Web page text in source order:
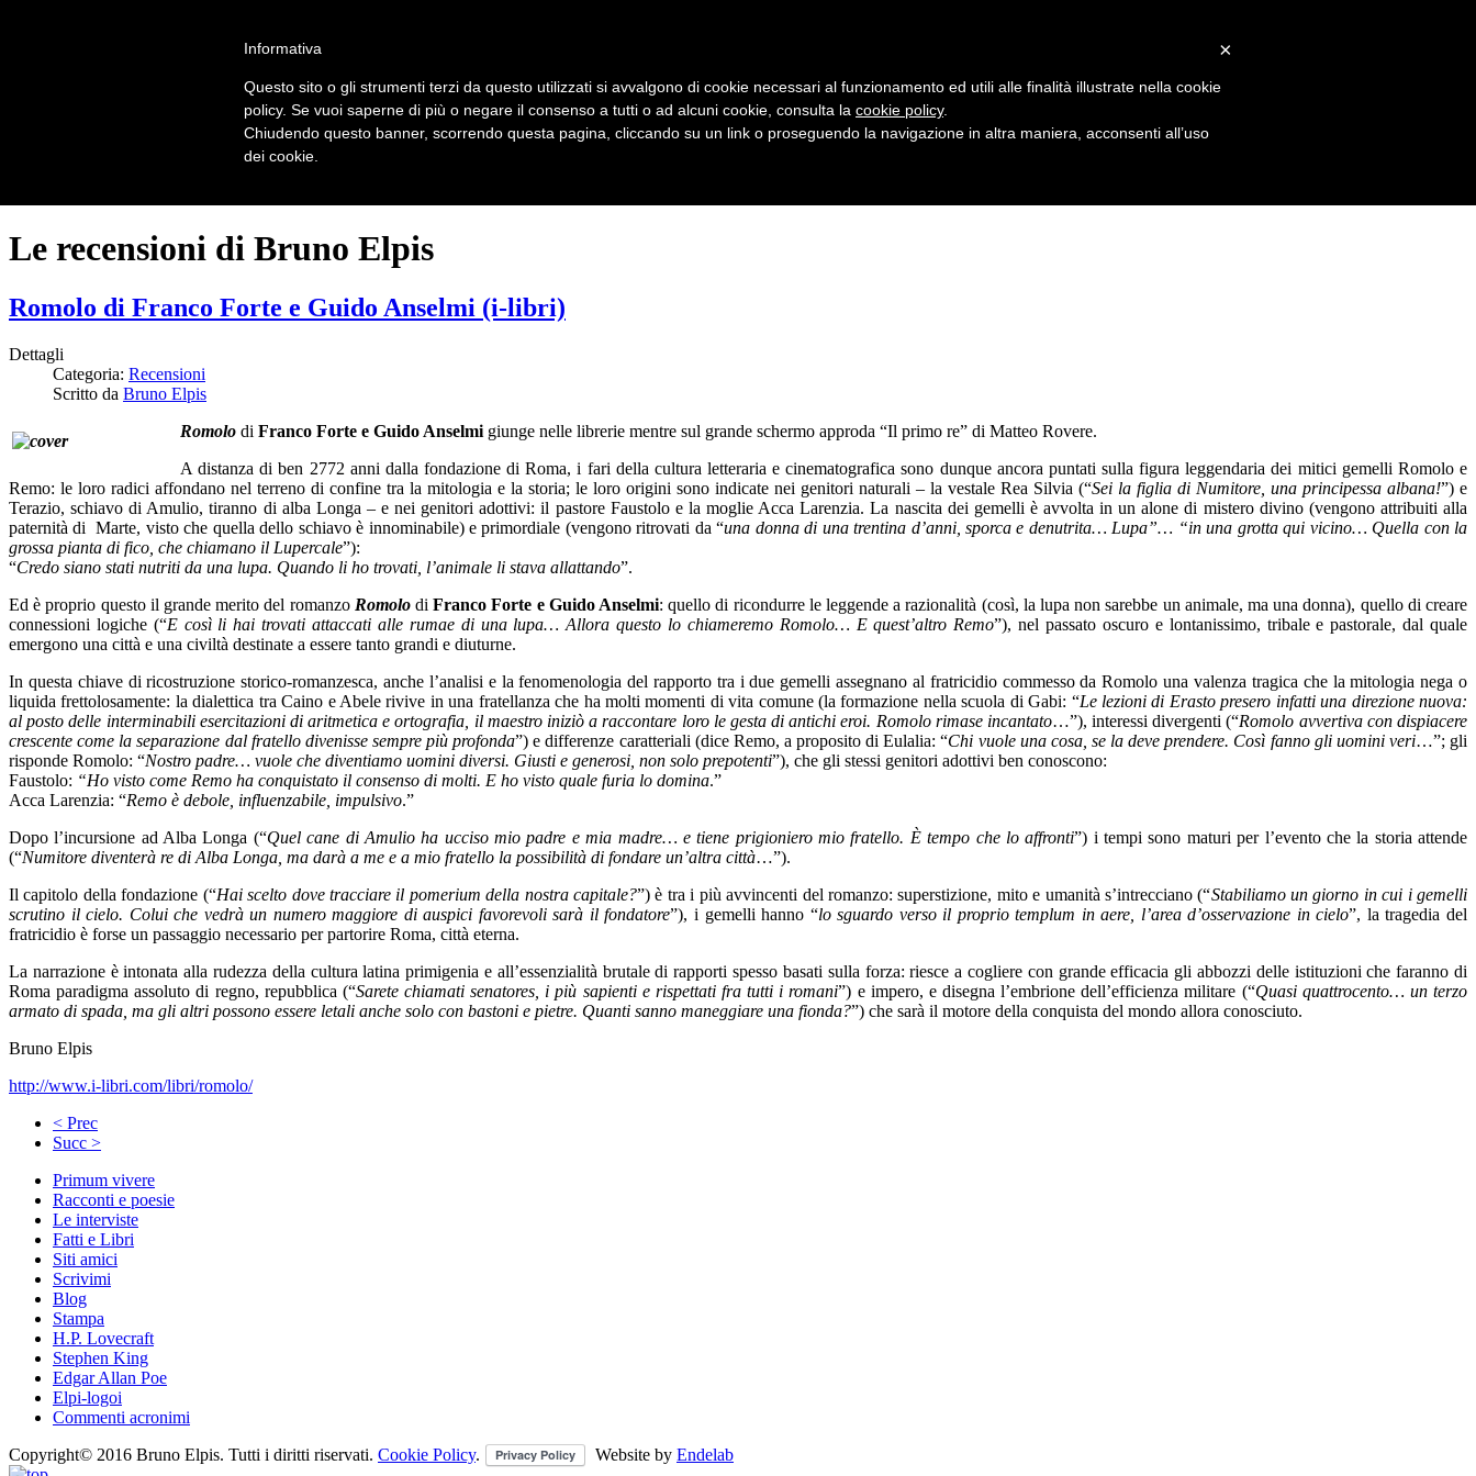
Il mistero dei massi avelli
Le recensioni di Bruno Elpis
Romolo di Franco Forte e Guido Anselmi (i-libri)
Dettagli
Categoria: Recensioni
Scritto da Bruno Elpis
Romolo di Franco Forte e Guido Anselmi giunge nelle librerie mentre sul grande schermo approda “Il primo re” di Matteo Rovere.
A distanza di ben 2772 anni dalla fondazione di Roma, i fari della cultura letteraria e cinematografica sono dunque ancora puntati sulla figura leggendaria dei mitici gemelli Romolo e
Remo: le loro radici affondano nel terreno di confine tra la mitologia e la storia; le loro origini sono indicate nei genitori naturali – la vestale Rea Silvia (“Sei la figlia di Numitore, una principessa albana!”) e
Terazio, schiavo di Amulio, tiranno di alba Longa – e nei genitori adottivi: il pastore Faustolo e la moglie Acca Larenzia. La nascita dei gemelli è avvolta in un alone di mistero divino (vengono attribuiti alla
paternità di Marte, visto che quella dello schiavo è innominabile) e primordiale (vengono ritrovati da “una donna di una trentina d’anni, sporca e denutrita… Lupa”… “in una grotta qui vicino… Quella con la
grossa pianta di fico, che chiamano il Lupercale”):
“Credo siano stati nutriti da una lupa. Quando li ho trovati, l’animale li stava allattando”.
Ed è proprio questo il grande merito del romanzo RomolodiFranco Forte e Guido Anselmi: quello di ricondurre le leggende a razionalità (così, la lupa non sarebbe un animale, ma una donna), quello di creare
connessioni logiche (“E così li hai trovati attaccati alle rumae di una lupa… Allora questo lo chiameremo Romolo… E quest’altro Remo”), nel passato oscuro e lontanissimo, tribale e pastorale, dal quale
emergono una città e una civiltà destinate a essere tanto grandi e diuturne.
In questa chiave di ricostruzione storico-romanzesca, anche l’analisi e la fenomenologia del rapporto tra i due gemelli assegnano al fratricidio commesso da Romolo una valenza tragica che la mitologia nega o
liquida frettolosamente: la dialettica tra Caino e Abele rivive in una fratellanza che ha molti momenti di vita comune (la formazione nella scuola di Gabi: “Le lezioni di Erasto presero infatti una direzione nuova:
al posto delle interminabili esercitazioni di aritmetica e ortografia, il maestro iniziò a raccontare loro le gesta di antichi eroi. Romolo rimase incantato…”), interessi divergenti (“Romolo avvertiva con dispiacere
crescente come la separazione dal fratello divenisse sempre più profonda”) e differenze caratteriali (dice Remo, a proposito di Eulalia: “Chi vuole una cosa, se la deve prendere. Così fanno gli uomini veri…”; gli
risponde Romolo: “Nostro padre… vuole che diventiamo uomini diversi. Giusti e generosi, non solo prepotenti”), che gli stessi genitori adottivi ben conoscono:
Faustolo: “Ho visto come Remo ha conquistato il consenso di molti. E ho visto quale furia lo domina.”
Acca Larenzia: “Remo è debole, influenzabile, impulsivo.”
Dopo l’incursione ad Alba Longa (“Quel cane di Amulio ha ucciso mio padre e mia madre… e tiene prigioniero mio fratello. È tempo che lo affronti”) i tempi sono maturi per l’evento che la storia attende
(“Numitore diventerà re di Alba Longa, ma darà a me e a mio fratello la possibilità di fondare un’altra città…”).
Il capitolo della fondazione (“Hai scelto dove tracciare il pomerium della nostra capitale?”) è tra i più avvincenti del romanzo: superstizione, mito e umanità s’intrecciano (“Stabiliamo un giorno in cui i gemelli
scrutino il cielo. Colui che vedrà un numero maggiore di auspici favorevoli sarà il fondatore”), i gemelli hanno “lo sguardo verso il proprio templum in aere, l’area d’osservazione in cielo”, la tragedia del
fratricidio è forse un passaggio necessario per partorire Roma, città eterna.
La narrazione è intonata alla rudezza della cultura latina primigenia e all’essenzialità brutale di rapporti spesso basati sulla forza: riesce a cogliere con grande efficacia gli abbozzi delle istituzioni che faranno di
Roma paradigma assoluto di regno, repubblica (“Sarete chiamati senatores, i più sapienti e rispettati fra tutti i romani”) e impero, e disegna l’embrione dell’efficienza militare (“Quasi quattrocento… un terzo
armato di spada, ma gli altri possono essere letali anche solo con bastoni e pietre. Quanti sanno maneggiare una fionda?”) che sarà il motore della conquista del mondo allora conosciuto.
Bruno Elpis
http://www.i-libri.com/libri/romolo/
< Prec
Succ >
Primum vivere
Racconti e poesie
Le interviste
Fatti e Libri
Siti amici
Scrivimi
Blog
Stampa
H.P. Lovecraft
Stephen King
Edgar Allan Poe
Elpi-logoi
Commenti acronimi
Copyright© 2016 Bruno Elpis. Tutti i diritti riservati. Cookie Policy. Website by Endelab
×
Informativa
Questo sito o gli strumenti terzi da questo utilizzati si avvalgono di cookie necessari al funzionamento ed utili alle finalità illustrate nella cookie
policy. Se vuoi saperne di più o negare il consenso a tutti o ad alcuni cookie, consulta la cookie policy.
Chiudendo questo banner, scorrendo questa pagina, cliccando su un link o proseguendo la navigazione in altra maniera, acconsenti all’uso
dei cookie.